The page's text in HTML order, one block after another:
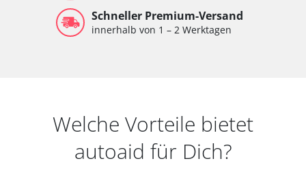
Schneller Premium-Versand
innerhalb von 1 – 2 Werktagen
Welche Vorteile bietet
autoaid für Dich?